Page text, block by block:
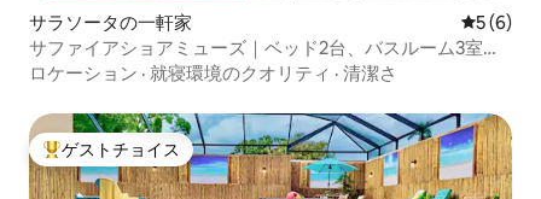
サラソータの一軒家 レビュー
5 (6)
サファイアショアミューズ｜ベッド2台、バスルーム3室｜
豪華プール
ロケーション · 就寝環境のクオリティ · 清潔さ
大好評のゲストチョイスです。
ゲストチョイス